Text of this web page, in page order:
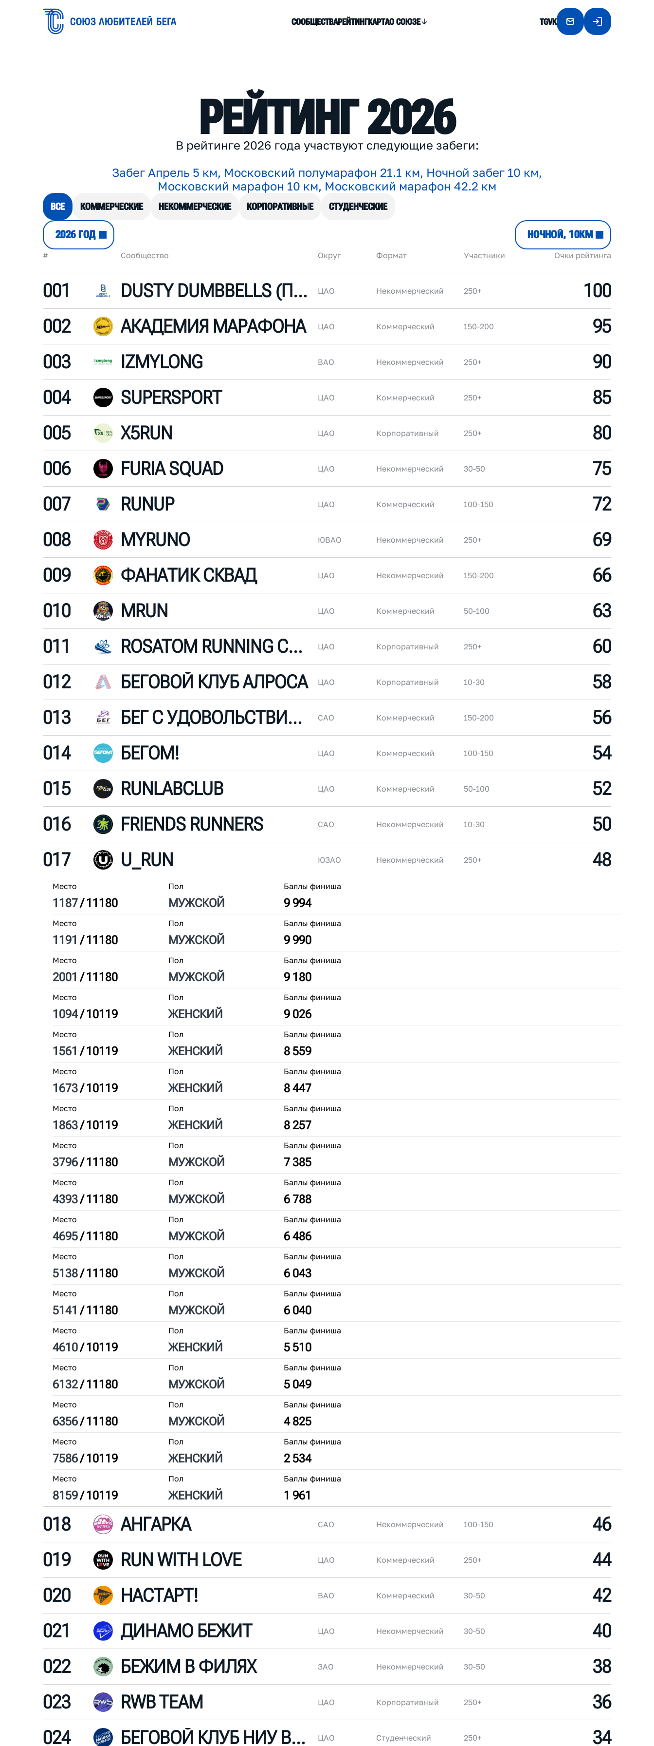
СООБЩЕСТВАРЕЙТИНГКАРТАО СОЮЗЕ TGVK
РЕЙТИНГ2026
В рейтинге 2026 года участвуют следующие забеги:
Забег Апрель 5 км, Московский полумарафон 21.1 км, Ночной забег 10 км,
Московский марафон 10 км, Московский марафон 42.2 км
ВСЕ КОММЕРЧЕСКИЕ НЕКОММЕРЧЕСКИЕ КОРПОРАТИВНЫЕ СТУДЕНЧЕСКИЕ
2026 ГОД НОЧНОЙ, 10КМ
# Сообщество Округ Формат Участники Очки рейтинга
001 DUSTY DUMBBELLS (ПЫЛЬНЫЕ ГАНТЕЛИ) ЦАО Некоммерческий 250+
100
002
АКАДЕМИЯ МАРАФОНА ЦАО Коммерческий 150-200
95
003
IZMYLONG ВАО Некоммерческий 250+
90
004
SUPERSPORT ЦАО Коммерческий 250+
85
005
X5RUN ЦАО Корпоративный 250+
80
006
FURIA SQUAD ЦАО Некоммерческий 30-50
75
007
RUNUP ЦАО Коммерческий 100-150
72
008
MYRUNO ЮВАО Некоммерческий 250+
69
009
ФАНАТИК СКВАД ЦАО Некоммерческий 150-200
66
010
MRUN ЦАО Коммерческий 50-100
63
011
ROSATOM RUNNING CLUB ЦАО Корпоративный 250+
60
012
БЕГОВОЙ КЛУБ АЛРОСА ЦАО Корпоративный 10-30
58
013
БЕГ С УДОВОЛЬСТВИЕМ САО Коммерческий 150-200
56
014
БЕГОМ! ЦАО Коммерческий 100-150
54
015
RUNLABCLUB ЦАО Коммерческий 50-100
52
016
FRIENDS RUNNERS САО Некоммерческий 10-30
50
017
U_RUN ЮЗАО Некоммерческий 250+ 48
Место
1187/ 11180
Пол
МУЖСКОЙ
Баллы финиша
9 994
Место
1191/ 11180
Пол
МУЖСКОЙ
Баллы финиша
9 990
Место
2001/ 11180
Пол
МУЖСКОЙ
Баллы финиша
9 180
Место
1094/ 10119
Пол
ЖЕНСКИЙ
Баллы финиша
9 026
Место
1561/ 10119
Пол
ЖЕНСКИЙ
Баллы финиша
8 559
Место
1673/ 10119
Пол
ЖЕНСКИЙ
Баллы финиша
8 447
Место
1863/ 10119
Пол
ЖЕНСКИЙ
Баллы финиша
8 257
Место
3796/ 11180
Пол
МУЖСКОЙ
Баллы финиша
7 385
Место
4393/ 11180
Пол
МУЖСКОЙ
Баллы финиша
6 788
Место
4695/ 11180
Пол
МУЖСКОЙ
Баллы финиша
6 486
Место
5138/ 11180
Пол
МУЖСКОЙ
Баллы финиша
6 043
Место
5141/ 11180
Пол
МУЖСКОЙ
Баллы финиша
6 040
Место
4610/ 10119
Пол
ЖЕНСКИЙ
Баллы финиша
5 510
Место
6132/ 11180
Пол
МУЖСКОЙ
Баллы финиша
5 049
Место
6356/ 11180
Пол
МУЖСКОЙ
Баллы финиша
4 825
Место
7586/ 10119
Пол
ЖЕНСКИЙ
Баллы финиша
2 534
Место
8159/ 10119
Пол
ЖЕНСКИЙ
Баллы финиша
1 961
018 АНГАРКА САО Некоммерческий 100-150
46
019
RUN WITH LOVE ЦАО Коммерческий 250+
44
020
НАСТАРТ! ВАО Коммерческий 30-50
42
021
ДИНАМО БЕЖИТ ЦАО Некоммерческий 30-50
40
022
БЕЖИМ В ФИЛЯХ ЗАО Некоммерческий 30-50
38
023
RWB TEAM ЦАО Корпоративный 250+
36
024
БЕГОВОЙ КЛУБ НИУ ВШЭ ЦАО Студенческий 250+ 34